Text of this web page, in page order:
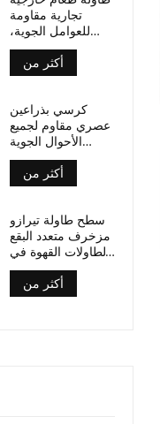
تجارية مقاومة
للعوامل الجوية،
سطح من الخشب
الرقائقي، أرجل من
الألومنيوم
أكثر من
كرسي بذراعين
عصري مقاوم لجميع
الأحوال الجوية
مصنوع من حبال
منسوجة، مناسب
لأماكن تناول الطعام
أكثر من
سطح طاولة تيرازو
مزخرف متعدد البقع
لطاولات القهوة في
الفناء
أكثر من